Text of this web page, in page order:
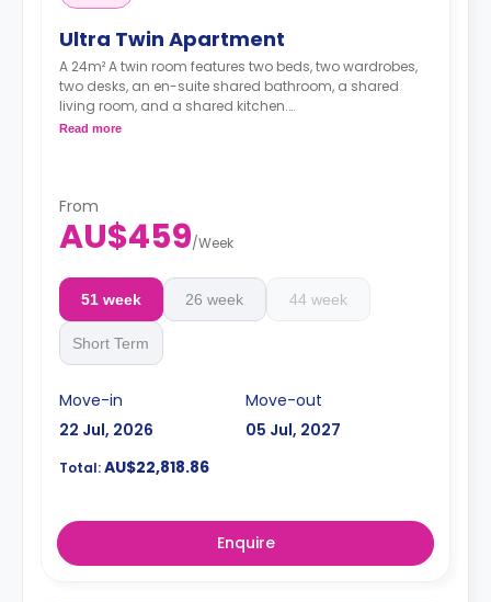
Ultra Twin Apartment
A 24m² A twin room features two beds, two wardrobes,
two desks, an en-suite shared bathroom, a shared
living room, and a shared kitchen.
4 weeks bond goes as deposit after the booking.
Read more
From
AU$459/Week
51 week 26 week 44 week
Short Term
Move-in
22 Jul, 2026
Move-out
05 Jul, 2027
Total:AU$22,818.86
Enquire